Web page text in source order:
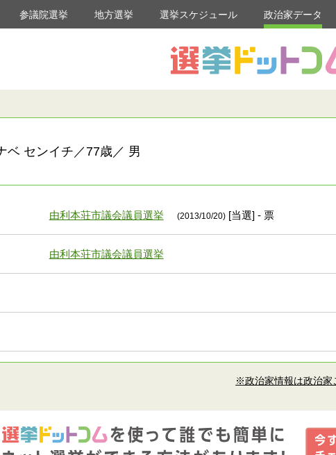
参議院選挙 地方選挙 選挙スケジュール 政治家データ
ベ センイチ／77歳／ 男
由利本荘市議会議員選挙 (2013/10/20)[当選] - 票
由利本荘市議会議員選挙
※政治家情報は政治家